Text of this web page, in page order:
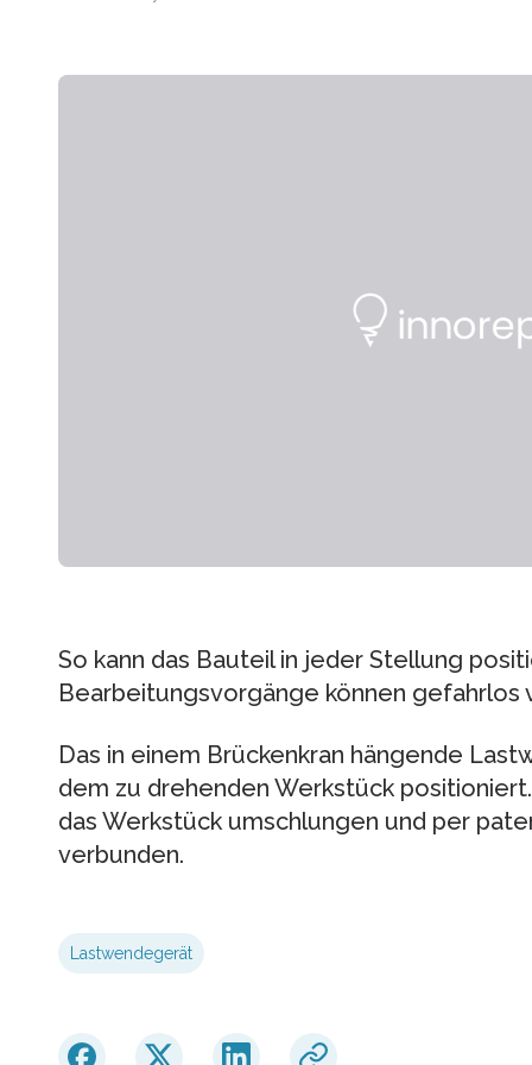
So kann das Bauteil in jeder Stellung
Bearbeitungsvorgänge können gefahrlos
Das in einem Brückenkran hängende
dem zu drehenden Werkstück
das Werkstück umschlungen und per
verbunden.
Lastwendegerät